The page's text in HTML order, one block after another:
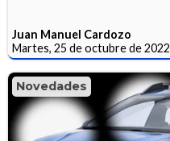
Juan Manuel Cardozo
Martes, 25 de octubre de 2022
Novedades